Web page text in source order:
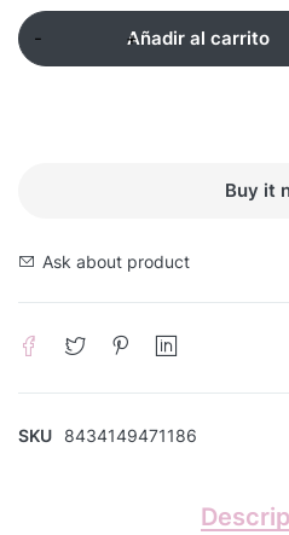
Añadir al carrito
Buy it
Ask about product
SKU 8434149471186